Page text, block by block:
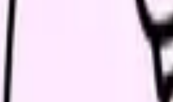
確
師
師